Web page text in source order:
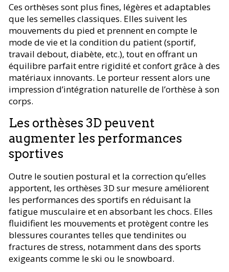
Ces orthèses sont plus fines, légères et adaptables
que les semelles classiques. Elles suivent les
mouvements du pied et prennent en compte le
mode de vie et la condition du patient (sportif,
travail debout, diabète, etc.), tout en offrant un
équilibre parfait entre rigidité et confort grâce à des
matériaux innovants. Le porteur ressent alors une
impression d’intégration naturelle de l’orthèse à son
corps.
Les orthèses 3D peuvent
augmenter les performances
sportives
Outre le soutien postural et la correction qu’elles
apportent, les orthèses 3D sur mesure améliorent
les performances des sportifs en réduisant la
fatigue musculaire et en absorbant les chocs. Elles
fluidifient les mouvements et protègent contre les
blessures courantes telles que tendinites ou
fractures de stress, notamment dans des sports
exigeants comme le ski ou le snowboard.